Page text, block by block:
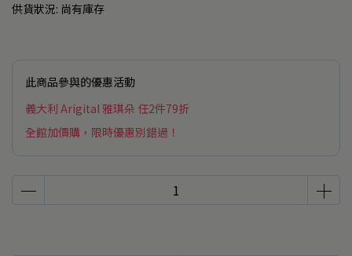
供貨狀況: 尚有庫存
此商品參與的優惠活動
義大利 Arigital 雅琪朵 任2件79折
全館加價購，限時優惠別錯過！